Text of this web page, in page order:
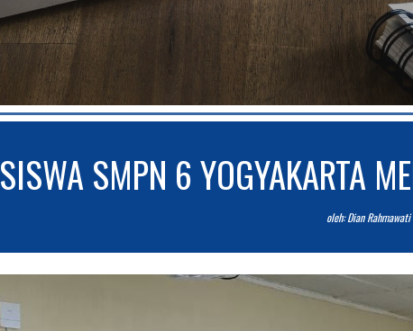
SISWA SMPN 6 YOGYAKARTA
oleh: Dian Rahmawati